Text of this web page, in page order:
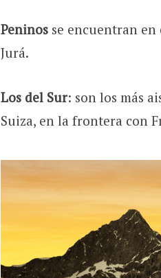
Peninosse encuentran en
Jurá.
Los del Sur: son los más
Suiza, en la frontera con